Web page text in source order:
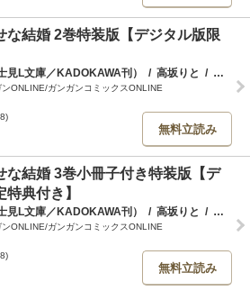
な結婚 2巻特装版【デジタル版限
見L文庫／KADOKAWA刊） / 高坂りと /
ONLINE/ガンガンコミックスONLINE
無料立読み
な結婚 3巻小冊子付き特装版【デ
典付き】
見L文庫／KADOKAWA刊） / 高坂りと /
ONLINE/ガンガンコミックスONLINE
無料立読み